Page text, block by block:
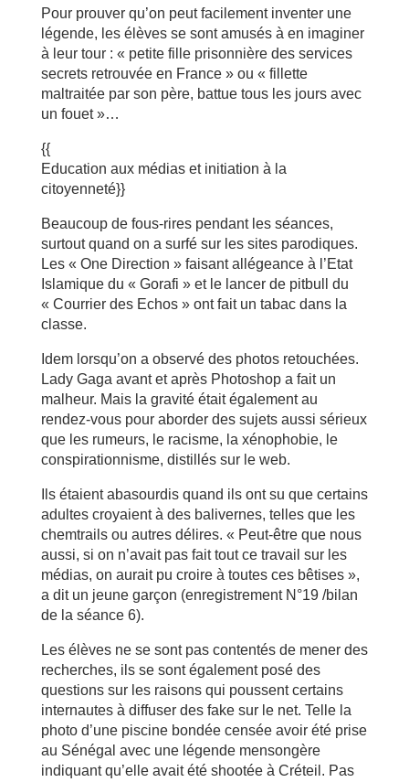
Pour prouver qu’on peut facilement inventer une
légende, les élèves se sont amusés à en imaginer
à leur tour : « petite fille prisonnière des services
secrets retrouvée en France » ou « fillette
maltraitée par son père, battue tous les jours avec
un fouet »…
{{
Education aux médias et initiation à la
citoyenneté}}
Beaucoup de fous-rires pendant les séances,
surtout quand on a surfé sur les sites parodiques.
Les « One Direction » faisant allégeance à l’Etat
Islamique du « Gorafi » et le lancer de pitbull du
« Courrier des Echos » ont fait un tabac dans la
classe.
Idem lorsqu’on a observé des photos retouchées.
Lady Gaga avant et après Photoshop a fait un
malheur. Mais la gravité était également au
rendez-vous pour aborder des sujets aussi sérieux
que les rumeurs, le racisme, la xénophobie, le
conspirationnisme, distillés sur le web.
Ils étaient abasourdis quand ils ont su que certains
adultes croyaient à des balivernes, telles que les
chemtrails ou autres délires. « Peut-être que nous
aussi, si on n’avait pas fait tout ce travail sur les
médias, on aurait pu croire à toutes ces bêtises »,
a dit un jeune garçon (enregistrement N°19 /bilan
de la séance 6).
Les élèves ne se sont pas contentés de mener des
recherches, ils se sont également posé des
questions sur les raisons qui poussent certains
internautes à diffuser des fake sur le net. Telle la
photo d’une piscine bondée censée avoir été prise
au Sénégal avec une légende mensongère
indiquant qu’elle avait été shootée à Créteil. Pas